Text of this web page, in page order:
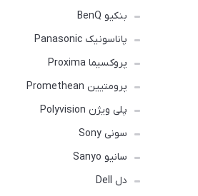
بنکیو BenQ
پاناسونیک Panasonic
پروکسیما Proxima
پرومتیین Promethean
پلی ویژن Polyvision
سونی Sony
سانیو Sanyo
دل Dell